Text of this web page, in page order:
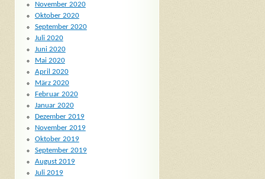
November 2020
Oktober 2020
September 2020
Juli 2020
Juni 2020
Mai 2020
April 2020
März 2020
Februar 2020
Januar 2020
Dezember 2019
November 2019
Oktober 2019
September 2019
August 2019
Juli 2019